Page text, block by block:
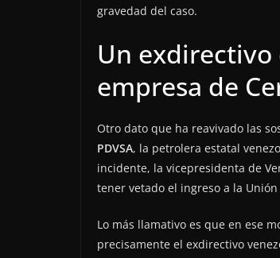
gravedad del caso.
Un exdirectivo
empresa de
Otro dato que ha reavivado las
PDVSA, la petrolera estatal
incidente, la vicepresidenta de
tener vetado el ingreso a la Unión
Lo más llamativo es que en ese
precisamente el exdirectivo